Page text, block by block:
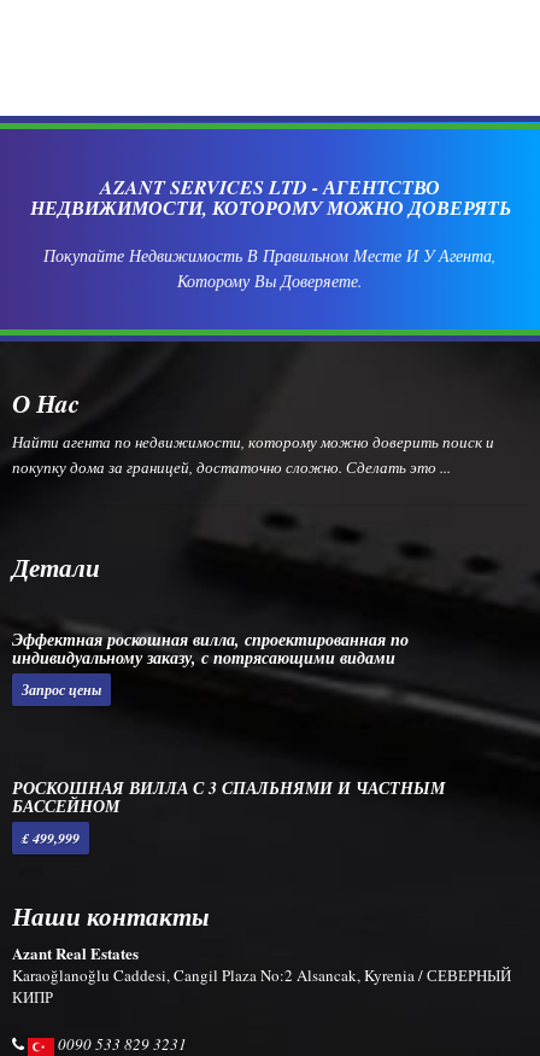
AZANT SERVICES LTD - АГЕНТСТВО
НЕДВИЖИМОСТИ, КОТОРОМУ МОЖНО ДОВЕРЯТЬ
Покупайте Недвижимость В Правильном Месте И У Агента,
Которому Вы Доверяете.
О Нac
Найти агента по недвижимости, которому можно доверить поиск и
покупку дома за границей, достаточно сложно. Сделать это ...
Детали
Эффектная роскошная вилла, спроектированная по
индивидуальному заказу, с потрясающими видами
Запрос цены
РОСКОШНАЯ ВИЛЛА С 3 СПАЛЬНЯМИ И ЧАСТНЫМ
БАССЕЙНОМ
£ 499,999
Наши контакты
Azant Real Estates
Karaoğlanoğlu Caddesi, Cangil Plaza No:2 Alsancak, Kyrenia / СЕВЕРНЫЙ
КИПР
0090 533 829 3231